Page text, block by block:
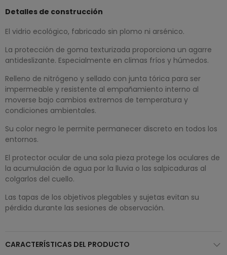
Detalles de construcción
El vidrio ecológico, fabricado sin plomo ni arsénico.
La protección de goma texturizada proporciona un agarre
antideslizante. Especialmente en climas fríos y húmedos.
Relleno de nitrógeno y sellado con junta tórica para ser
impermeable y resistente al empañamiento interno al
moverse bajo cambios extremos de temperatura y
condiciones ambientales.
Su color negro le permite permanecer discreto en todos los
entornos.
El protector ocular de una sola pieza protege los oculares de
la acumulación de agua por la lluvia o las salpicaduras al
colgarlos del cuello.
Las tapas de los objetivos plegables y sujetas evitan su
pérdida durante las sesiones de observación.
CARACTERÍSTICAS DEL PRODUCTO